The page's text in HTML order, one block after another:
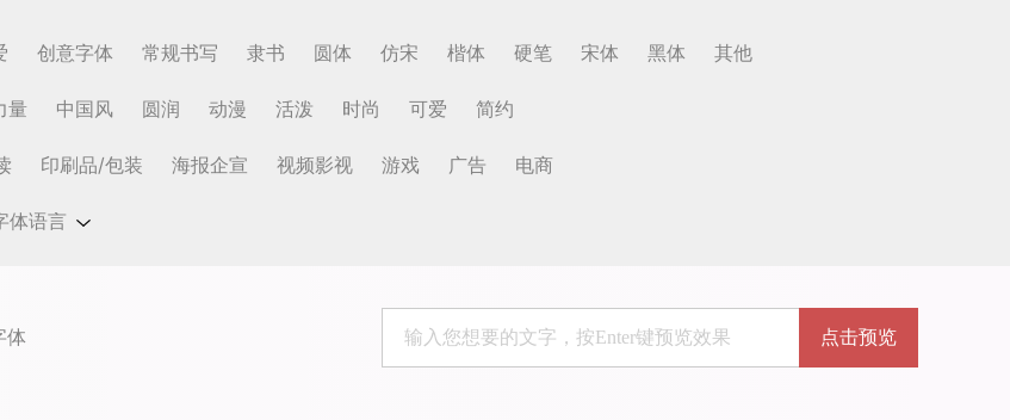
创意字体 常规书写 隶书 圆体 仿宋 楷体 硬笔 宋体 黑体 其他
量 中国风 圆润 动漫 活泼 时尚 可爱 简约
印刷品/包装 海报企宣 视频影视 游戏 广告 电商
体语言
体 点击预览